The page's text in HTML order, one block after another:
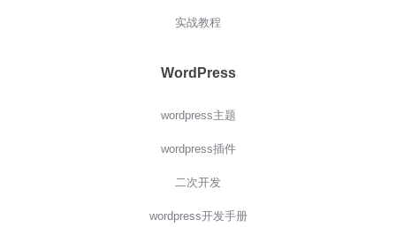
实战教程
WordPress
wordpress主题
wordpress插件
二次开发
wordpress开发手册